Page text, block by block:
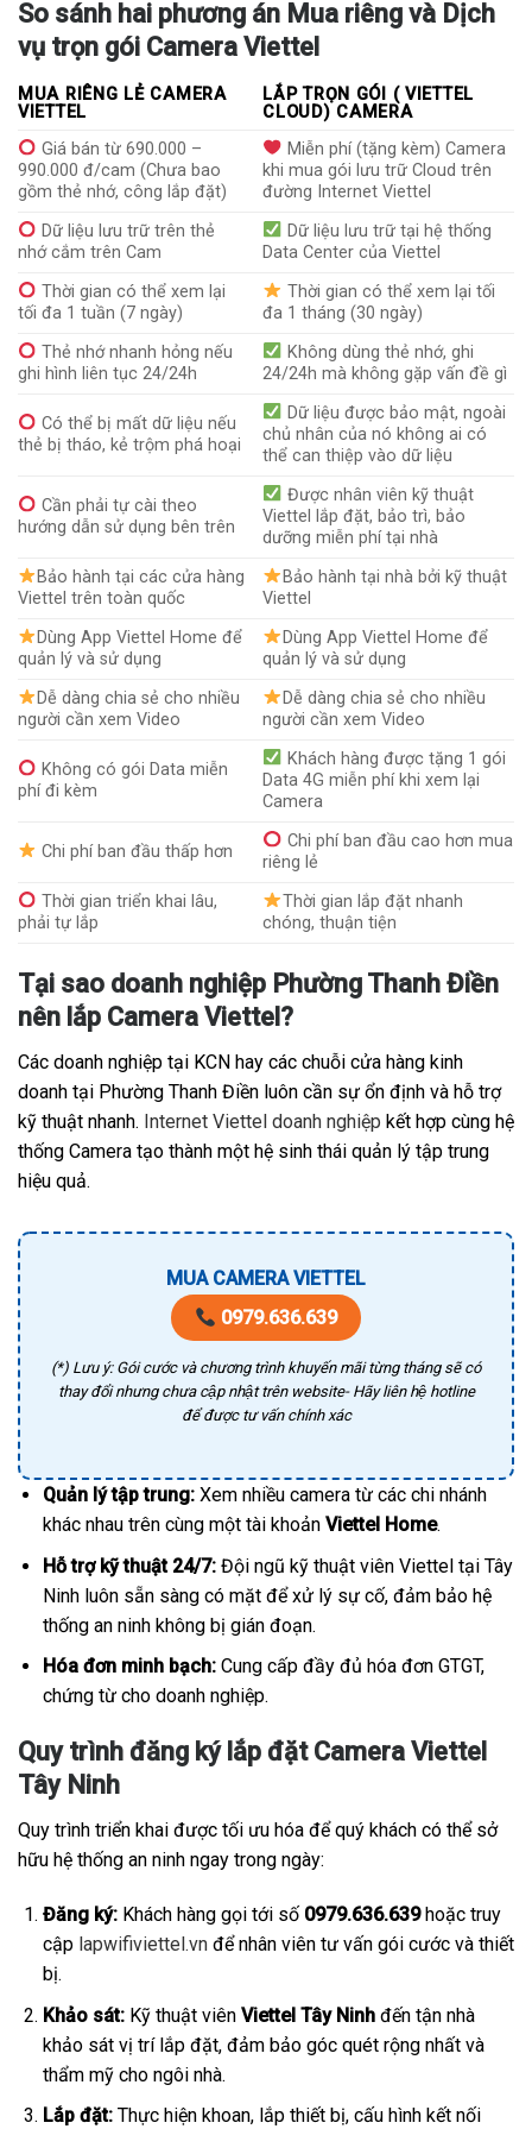
So sánh hai phương án Mua riêng và Dịch
vụ trọn gói Camera Viettel
MUA RIÊNG LẺ CAMERA
VIETTEL
LẮP TRỌN GÓI ( VIETTEL
CLOUD) CAMERA
Giá bán từ 690.000 –
990.000 đ/cam (Chưa bao
gồm thẻ nhớ, công lắp đặt)
Miễn phí (tặng kèm) Camera
khi mua gói lưu trữ Cloud trên
đường Internet Viettel
Dữ liệu lưu trữ trên thẻ
nhớ cắm trên Cam
Dữ liệu lưu trữ tại hệ thống
Data Center của Viettel
Thời gian có thể xem lại
tối đa 1 tuần (7 ngày)
Thời gian có thể xem lại tối
đa 1 tháng (30 ngày)
Thẻ nhớ nhanh hỏng nếu
ghi hình liên tục 24/24h
Không dùng thẻ nhớ, ghi
24/24h mà không gặp vấn đề gì
Có thể bị mất dữ liệu nếu
thẻ bị tháo, kẻ trộm phá hoại
Dữ liệu được bảo mật, ngoài
chủ nhân của nó không ai có
thể can thiệp vào dữ liệu
Cần phải tự cài theo
hướng dẫn sử dụng bên trên
Được nhân viên kỹ thuật
Viettel lắp đặt, bảo trì, bảo
dưỡng miễn phí tại nhà
Bảo hành tại các cửa hàng
Viettel trên toàn quốc
Bảo hành tại nhà bởi kỹ thuật
Viettel
Dùng App Viettel Home để
quản lý và sử dụng
Dùng App Viettel Home để
quản lý và sử dụng
Dễ dàng chia sẻ cho nhiều
người cần xem Video
Dễ dàng chia sẻ cho nhiều
người cần xem Video
Không có gói Data miễn
phí đi kèm
Khách hàng được tặng 1 gói
Data 4G miễn phí khi xem lại
Camera
Chi phí ban đầu thấp hơn
Chi phí ban đầu cao hơn mua
riêng lẻ
Thời gian triển khai lâu,
phải tự lắp
Thời gian lắp đặt nhanh
chóng, thuận tiện
Tại sao doanh nghiệp Phường Thanh Điền
nên lắp Camera Viettel?
Các doanh nghiệp tại KCN hay các chuỗi cửa hàng kinh
doanh tại Phường Thanh Điền luôn cần sự ổn định và hỗ trợ
kỹ thuật nhanh. Internet Viettel doanh nghiệp kết hợp cùng hệ
thống Camera tạo thành một hệ sinh thái quản lý tập trung
hiệu quả.
MUA CAMERA VIETTEL
0979.636.639
(*) Lưu ý: Gói cước và chương trình khuyến mãi từng tháng sẽ có
thay đổi nhưng chưa cập nhật trên website- Hãy liên hệ hotline
để được tư vấn chính xác
Quản lý tập trung:Xem nhiều camera từ các chi nhánh
khác nhau trên cùng một tài khoản Viettel Home.
Hỗ trợ kỹ thuật 24/7:Đội ngũ kỹ thuật viên Viettel tại Tây
Ninh luôn sẵn sàng có mặt để xử lý sự cố, đảm bảo hệ
thống an ninh không bị gián đoạn.
Hóa đơn minh bạch:Cung cấp đầy đủ hóa đơn GTGT,
chứng từ cho doanh nghiệp.
Quy trình đăng ký lắp đặt Camera Viettel
Tây Ninh
Quy trình triển khai được tối ưu hóa để quý khách có thể sở
hữu hệ thống an ninh ngay trong ngày:
Đăng ký:Khách hàng gọi tới số 0979.636.639hoặc truy
cập lapwifiviettel.vnđể nhân viên tư vấn gói cước và thiết
bị.
Khảo sát:Kỹ thuật viên Viettel Tây Ninhđến tận nhà
khảo sát vị trí lắp đặt, đảm bảo góc quét rộng nhất và
thẩm mỹ cho ngôi nhà.
Lắp đặt:Thực hiện khoan, lắp thiết bị, cấu hình kết nối